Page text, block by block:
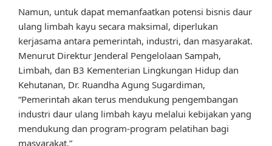
Namun, untuk dapat memanfaatkan potensi bisnis daur
ulang limbah kayu secara maksimal, diperlukan
kerjasama antara pemerintah, industri, dan masyarakat.
Menurut Direktur Jenderal Pengelolaan Sampah,
Limbah, dan B3 Kementerian Lingkungan Hidup dan
Kehutanan, Dr. Ruandha Agung Sugardiman,
“Pemerintah akan terus mendukung pengembangan
industri daur ulang limbah kayu melalui kebijakan yang
mendukung dan program-program pelatihan bagi
masyarakat.”